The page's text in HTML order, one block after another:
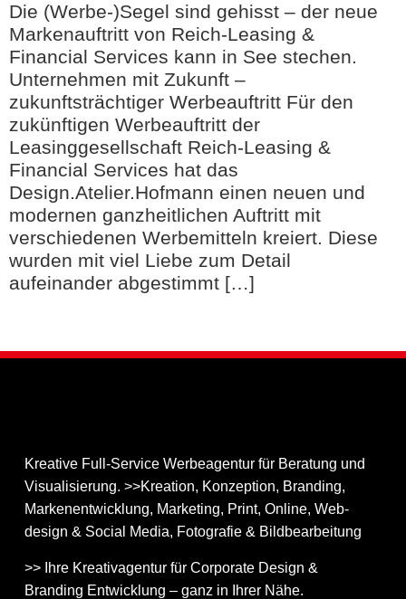
Die (Werbe-)Segel sind gehisst – der neue
Markenauftritt von Reich-Leasing &
Financial Services kann in See stechen.
Unternehmen mit Zukunft –
zukunftsträchtiger Werbeauftritt Für den
zukünftigen Werbeauftritt der
Leasinggesellschaft Reich-Leasing &
Financial Services hat das
Design.Atelier.Hofmann einen neuen und
modernen ganzheitlichen Auftritt mit
verschiedenen Werbemitteln kreiert. Diese
wurden mit viel Liebe zum Detail
aufeinander abgestimmt […]
Kreative Full-Service Werbeagentur für Beratung und
Visualisierung. >>Kreation, Konzeption, Branding,
Markenentwicklung, Marketing, Print, Online, Web­
design & Social Media, Fotografie & Bildbear­bei­tung
>> Ihre Kreativagentur für Corporate Design &
Branding Entwicklung – ganz in Ihrer Nähe.